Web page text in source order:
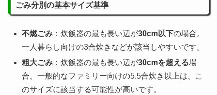
ごみ分別の基本サイズ基準
不燃ごみ ：炊飯器の最も長い辺が30cm以下の場合。
一人暮らし向けの3合炊きなどが該当しやすいです。
粗大ごみ ：炊飯器の最も長い辺が30cmを超える場
合。一般的なファミリー向けの5.5合炊き以上は、こ
のサイズに該当する可能性が高いです。